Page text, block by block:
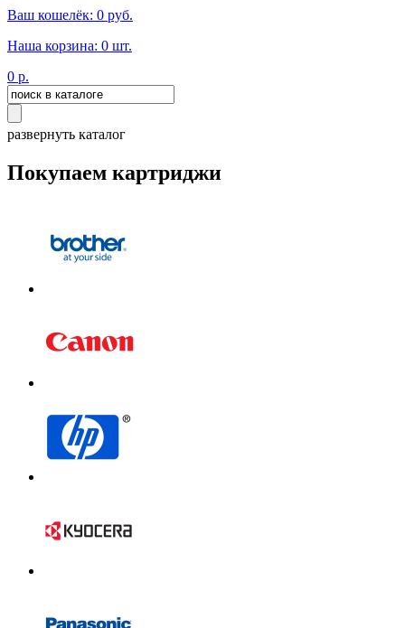
Ваш кошелёк: 0 руб.
Наша корзина: 0 шт.
0 р.
развернуть каталог
Покупаем картриджи